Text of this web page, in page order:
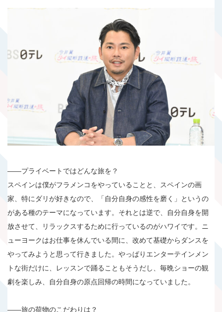
――プライベートではどんな旅を？
スペインは僕がフラメンコをやっていることと、スペインの画
家、特にダリが好きなので、「自分自身の感性を磨く」というの
がある種のテーマになっています。それとは逆で、自分自身を開
放させて、リラックスするために行っているのがハワイです。ニ
ューヨークはお仕事を休んでいる間に、改めて基礎からダンスを
やってみようと思って行きました。やっぱりエンターテインメン
トな街だけに、レッスンで踊ることもそうだし、毎晩ショーの観
劇を楽しみ、自分自身の原点回帰の時間になっていました。
――旅の荷物のこだわりは？